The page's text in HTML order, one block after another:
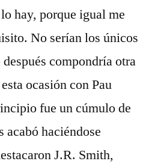
hay, porque igual me
No serían los únicos
compondría otra
ocasión con Pau
fue un cúmulo de
haciéndose
J.R. Smith,